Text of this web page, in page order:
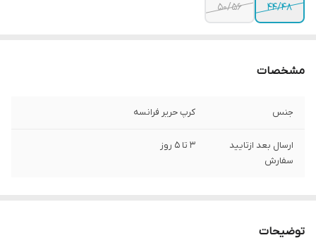
44/48
50/56
مشخصات
جنس کرپ حریر فرانسه
ارسال بعد ازتایید
سفارش
3 تا 5 روز
توضیحات